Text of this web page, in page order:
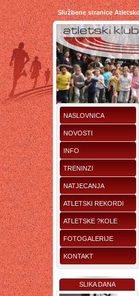
Službene stranice
NASLOVNICA
NOVOSTI
INFO
TRENINZI
NATJECANJA
ATLETSKI REKORDI
ATLETSKE ?KOLE
FOTOGALERIJE
KONTAKT
SLIKA DANA